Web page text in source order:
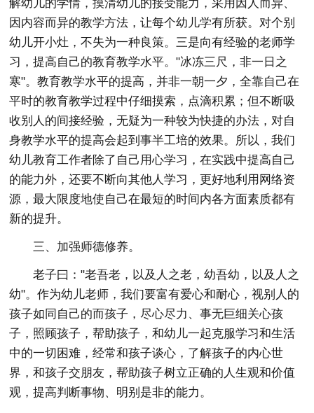
解幼儿的学情，摸清幼儿的接受能力，采用因人而异、
因内容而异的教学方法，让每个幼儿学有所获。对个别
幼儿开小灶，不失为一种良策。三是向有经验的老师学
习，提高自己的教育教学水平。"冰冻三尺，非一日之
寒"。教育教学水平的提高，并非一朝一夕，全靠自己在
平时的教育教学过程中仔细摸索，点滴积累；但不断吸
收别人的间接经验，无疑为一种较为快捷的办法，对自
身教学水平的提高会起到事半工培的效果。所以，我们
幼儿教育工作者除了自己用心学习，在实践中提高自己
的能力外，还要不断向其他人学习，更好地利用网络资
源，最大限度地使自己在最短的时间内各方面素质都有
新的提升。
三、加强师德修养。
老子曰："老吾老，以及人之老，幼吾幼，以及人之
幼"。作为幼儿老师，我们要富有爱心和耐心，视别人的
孩子如同自己的而孩子，尽心尽力、事无巨细关心孩
子，照顾孩子，帮助孩子，和幼儿一起克服学习和生活
中的一切困难，经常和孩子谈心，了解孩子的内心世
界，和孩子交朋友，帮助孩子树立正确的人生观和价值
观，提高判断事物、明别是非的能力。